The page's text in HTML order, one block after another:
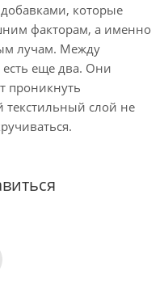
которые
факторам, а именно
лучам. Между
еще два. Они
проникнуть
слой не